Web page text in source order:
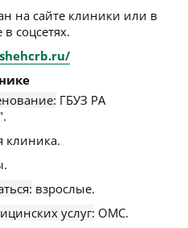
на сайте клиники или в
соцсетях.
ГБУЗ РА
клиника.
взрослые.
услуг: ОМС.